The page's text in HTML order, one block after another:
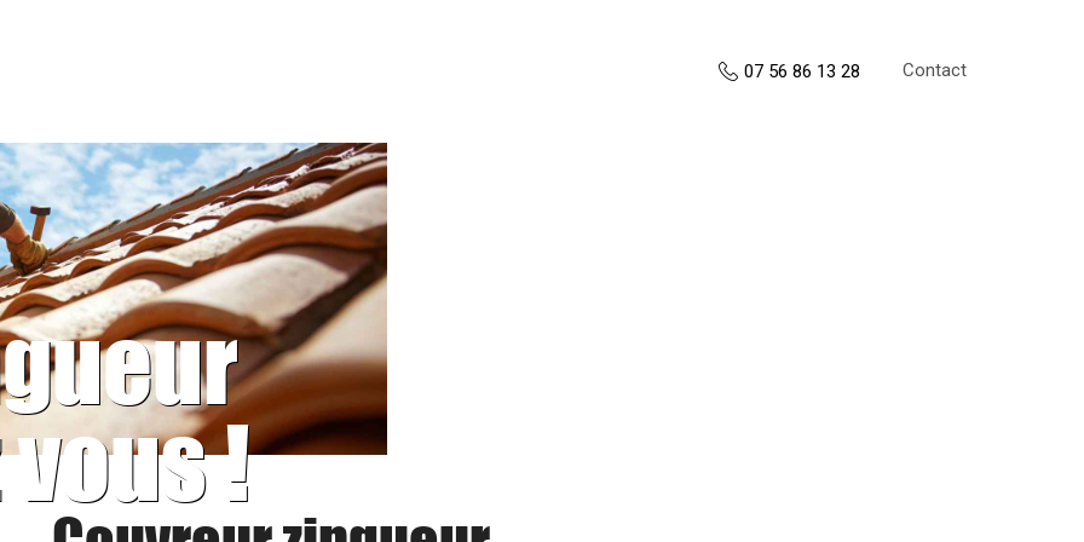
07 56 86 13 28 Contact
!